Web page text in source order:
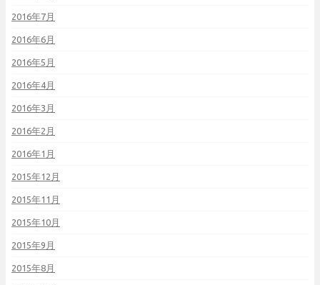
2016年7月
2016年6月
2016年5月
2016年4月
2016年3月
2016年2月
2016年1月
2015年12月
2015年11月
2015年10月
2015年9月
2015年8月